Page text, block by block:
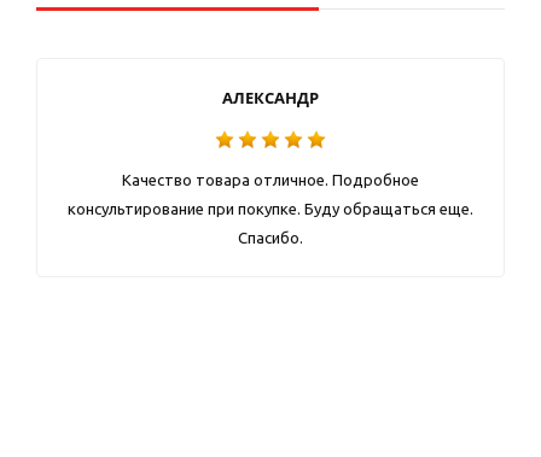
АЛЕКСАНДР
Качество товара отличное. Подробное
консультирование при покупке. Буду обращаться еще.
Спасибо.